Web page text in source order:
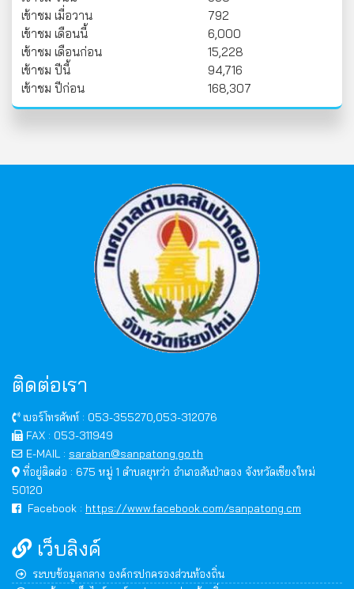
เข้าชม เมื่อวาน
792
เข้าชม เดือนนี้
6,000
เข้าชม เดือนก่อน
15,228
เข้าชม ปีนี้
94,716
เข้าชม ปีก่อน
168,307
ติดต่อเรา
เบอร์โทรศัพท์ : 053-355270,053-312076
FAX : 053-311949
E-MAIL : saraban@sanpatong.go.th
ที่อยู่ติดต่อ : 675 หมู่ 1 ตำบลยุหว่า อำเภอสันป่าตอง จังหวัดเชียงใหม่
50120
Facebook : https://www.facebook.com/sanpatong.cm
เว็บลิงค์
ระบบข้อมูลกลาง องค์กรปกครองส่วนท้องถิ่น